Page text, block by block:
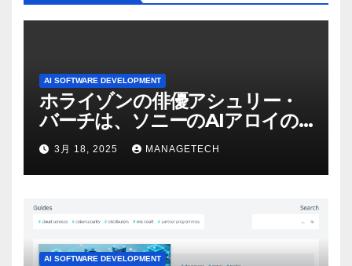
AI SOFTWARE DEVELOPMENT
ホライゾンの俳優アシュリー・
バーチは、ソニーのAIアロイの
ビデオを見て「ゲームパフォー
マンスという芸術形式に不安を
感じた」と語る – IGN
3月 18, 2025 MANAGETECH
AI SOFTWARE DEVELOPMENT